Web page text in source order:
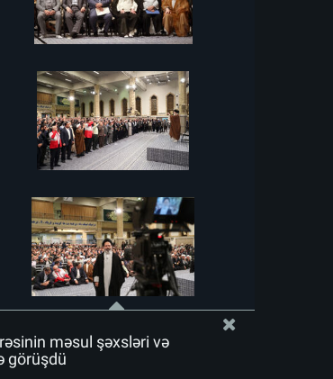
məsul şəxsləri və
görüşdü